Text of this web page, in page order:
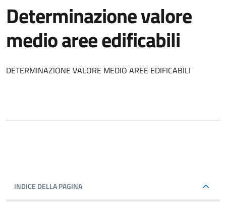
Determinazione valore
medio aree edificabili
DETERMINAZIONE VALORE MEDIO AREE EDIFICABILI
INDICE DELLA PAGINA